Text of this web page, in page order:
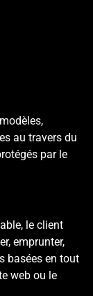
au travers du
par le
le client
emprunter,
basées en tout
web ou le